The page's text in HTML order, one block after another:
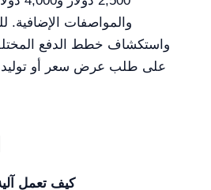
والمواصفات
واستكشاف خطط الدفع
على طلب عرض سعر أو توليده
كيف تعمل